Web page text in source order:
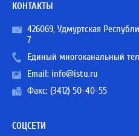
КОНТАКТЫ
426069, Удмуртская
7
Единый многоканальный
Email: info@istu.ru
Факс: (3412) 50-40-55
СОЦСЕТИ